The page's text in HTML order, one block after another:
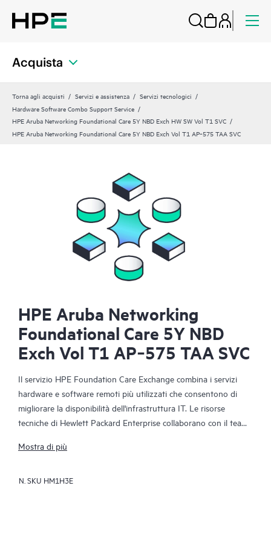
Acquista
Torna agli acquisti Servizi e assistenza
Servizi tecnologici
Hardware Software Combo Support Service
HPE Aruba Networking Foundational Care 5Y NBD Exch HW SW Vol T1 SVC
HPE Aruba Networking Foundational Care 5Y NBD Exch Vol T1 AP‑575 TAA SVC
HPE Aruba Networking
Foundational Care 5Y NBD
Exch Vol T1 AP‑575 TAA SVC
Il servizio HPE Foundation Care Exchange combina i servizi
hardware e software remoti più utilizzati che consentono di
migliorare la disponibilità dell'infrastruttura IT. Le risorse
tecniche di Hewlett Packard Enterprise collaborano con il team
relativi ai prodotti di rete HPE.
La sostituzione dell'hardware offre un servizio rapido e
Mostra di più
N. SKU HM1H3E